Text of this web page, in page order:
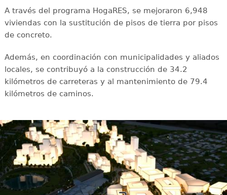
A través del programa HogaRES, se mejoraron 6,948
viviendas con la sustitución de pisos de tierra por pisos
de concreto.
Además, en coordinación con municipalidades y aliados
locales, se contribuyó a la construcción de 34.2
kilómetros de carreteras y al mantenimiento de 79.4
kilómetros de caminos.